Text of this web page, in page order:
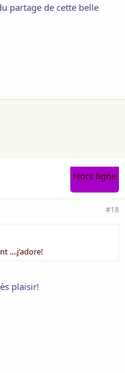
(met tekst) Piet Veerman
femmes
en l’écoutant
- Chanteur Belge
partage de cette belle
Hors ligne
#18
....j'adore!
plaisir!